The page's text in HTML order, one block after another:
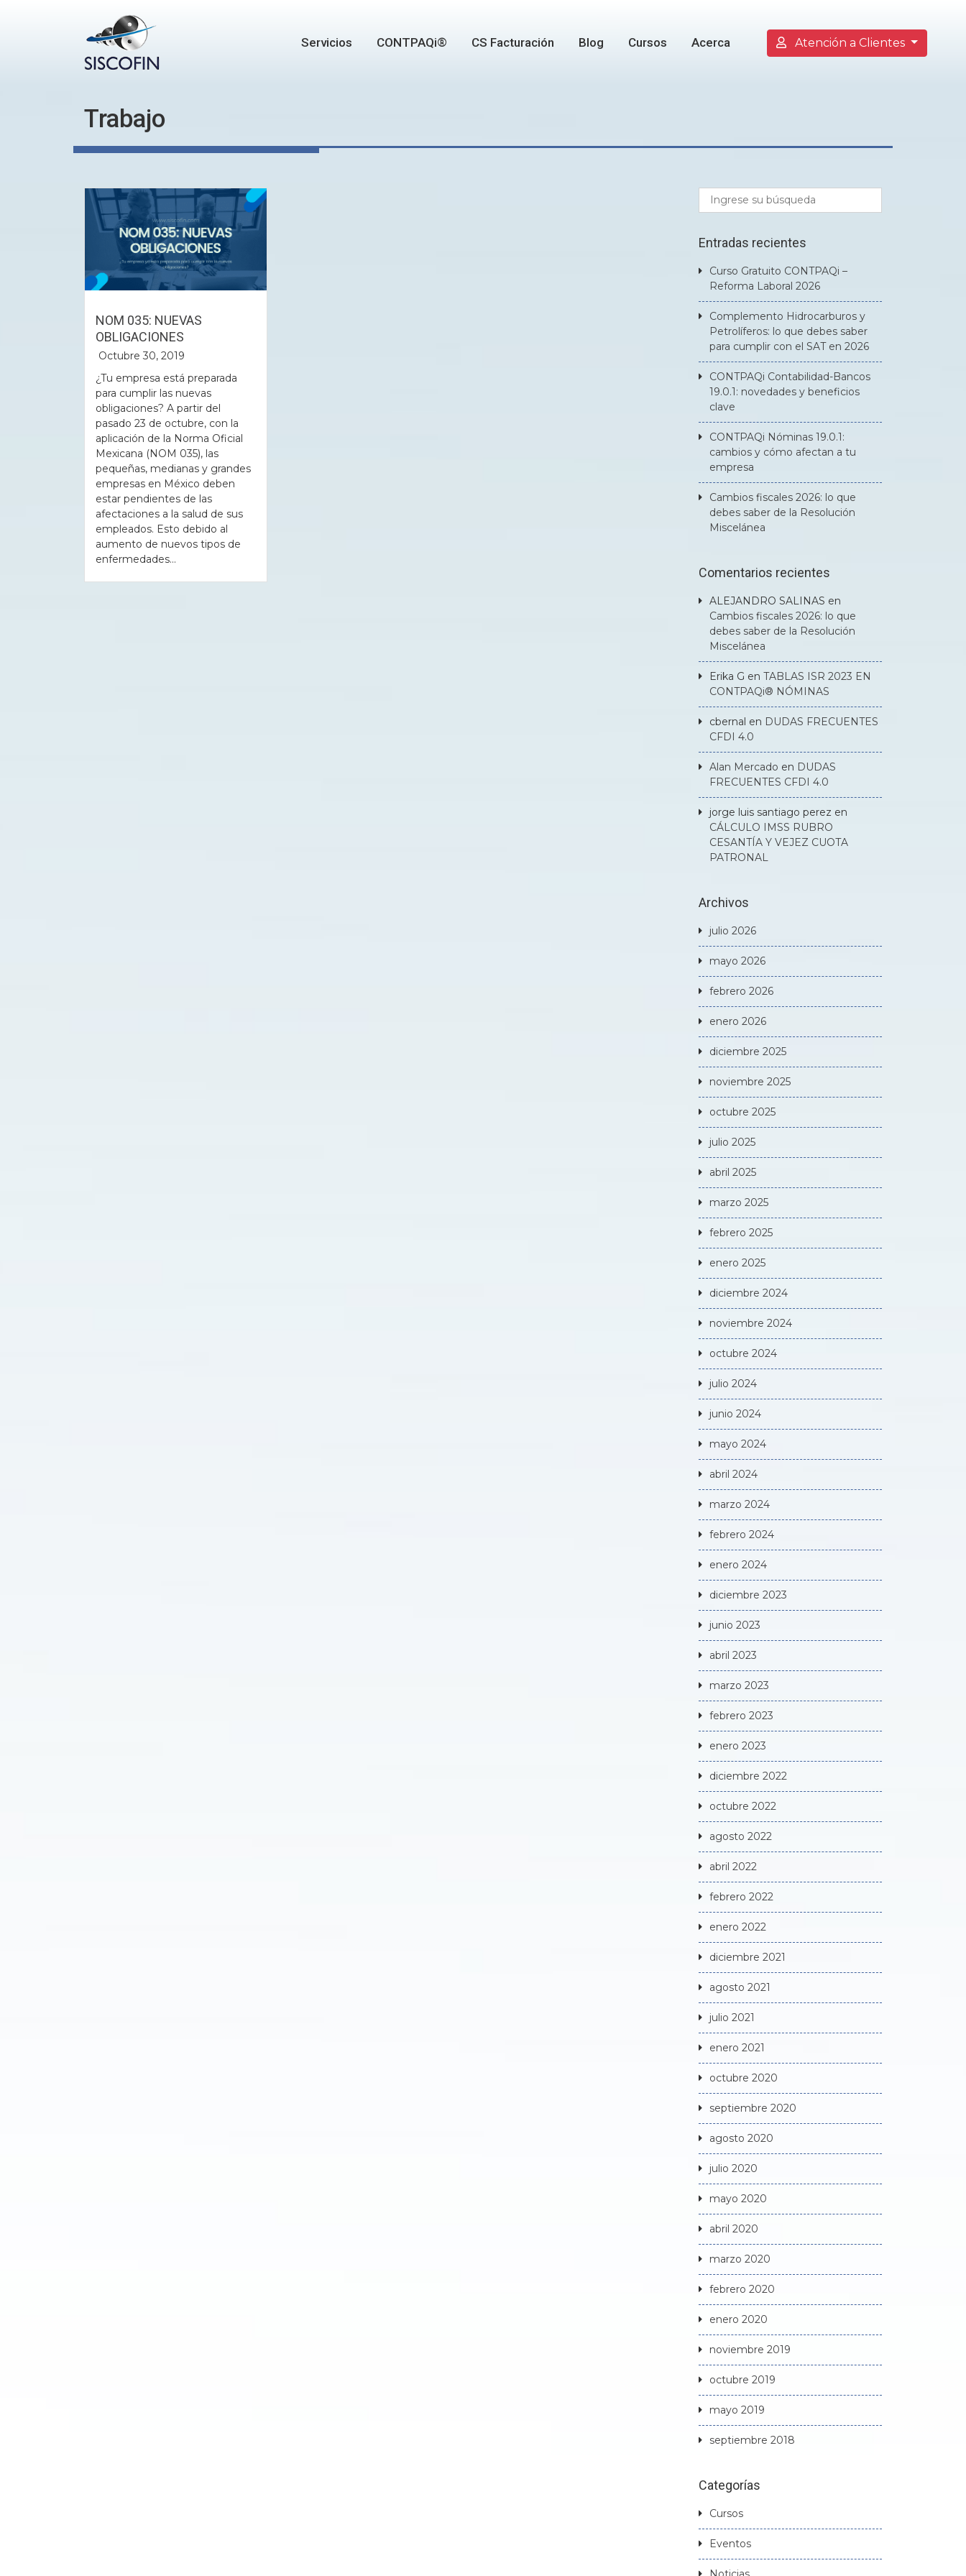
Servicios CONTPAQi® CS Facturación Blog Cursos Acerca Atención a Clientes
Trabajo
NOM 035: NUEVAS
OBLIGACIONES
Octubre 30, 2019
¿Tu empresa está preparada
para cumplir las nuevas
obligaciones? A partir del
pasado 23 de octubre, con la
aplicación de la Norma Oficial
Mexicana (NOM 035), las
pequeñas, medianas y grandes
empresas en México deben
estar pendientes de las
afectaciones a la salud de sus
empleados. Esto debido al
aumento de nuevos tipos de
enfermedades...
Entradas recientes
Curso Gratuito CONTPAQi –
Reforma Laboral 2026
Complemento Hidrocarburos y
Petrolíferos: lo que debes saber
para cumplir con el SAT en 2026
CONTPAQi Contabilidad-Bancos
19.0.1: novedades y beneficios
clave
CONTPAQi Nóminas 19.0.1:
cambios y cómo afectan a tu
empresa
Cambios fiscales 2026: lo que
debes saber de la Resolución
Miscelánea
Comentarios recientes
ALEJANDRO SALINAS en
Cambios fiscales 2026: lo que
debes saber de la Resolución
Miscelánea
Erika G en TABLAS ISR 2023 EN
CONTPAQi® NÓMINAS
cbernal en DUDAS FRECUENTES
CFDI 4.0
Alan Mercado en DUDAS
FRECUENTES CFDI 4.0
jorge luis santiago perez en
CÁLCULO IMSS RUBRO
CESANTÍA Y VEJEZ CUOTA
PATRONAL
Archivos
julio 2026
mayo 2026
febrero 2026
enero 2026
diciembre 2025
noviembre 2025
octubre 2025
julio 2025
abril 2025
marzo 2025
febrero 2025
enero 2025
diciembre 2024
noviembre 2024
octubre 2024
julio 2024
junio 2024
mayo 2024
abril 2024
marzo 2024
febrero 2024
enero 2024
diciembre 2023
junio 2023
abril 2023
marzo 2023
febrero 2023
enero 2023
diciembre 2022
octubre 2022
agosto 2022
abril 2022
febrero 2022
enero 2022
diciembre 2021
agosto 2021
julio 2021
enero 2021
octubre 2020
septiembre 2020
agosto 2020
julio 2020
mayo 2020
abril 2020
marzo 2020
febrero 2020
enero 2020
noviembre 2019
octubre 2019
mayo 2019
septiembre 2018
Categorías
Cursos
Eventos